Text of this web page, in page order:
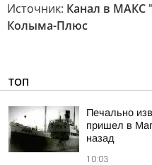
Источник: Канал в
Колыма-Плюс
ТОП
Печально
пришел в
назад
10:03